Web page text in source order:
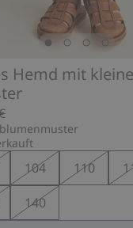
Hemd mit
104 110
140